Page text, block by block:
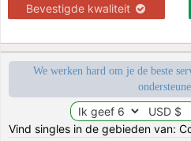
Bevestigde kwaliteit
We werken hard om je de beste
Vind singles in de gebieden van: